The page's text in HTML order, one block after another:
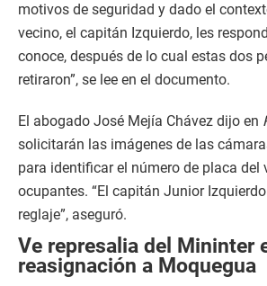
motivos de seguridad y dado el
vecino, el capitán Izquierdo, les
conoce, después de lo cual estas dos
retiraron”, se lee en el documento.
El abogado José Mejía Chávez dijo en
solicitarán las imágenes de las
para identificar el número de placa del
ocupantes. “El capitán Junior
reglaje”, aseguró.
Ve represalia del Mininter
reasignación a Moquegua